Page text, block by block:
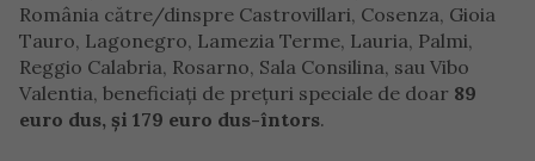
România către/dinspre Castrovillari, Cosenza, Gioia
Tauro, Lagonegro, Lamezia Terme, Lauria, Palmi,
Reggio Calabria, Rosarno, Sala Consilina, sau Vibo
Valentia, beneficiați de prețuri speciale de doar 89
euro dus, și 179 euro dus-întors.